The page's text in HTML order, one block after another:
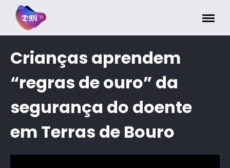
Crianças aprendem
“regras de ouro” da
segurança do doente
em Terras de Bouro
Painel de Gerenciamento de Cookies